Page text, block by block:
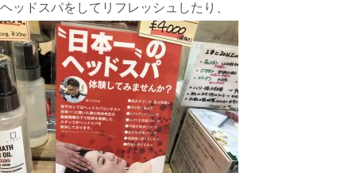
ヘッドスパをしてリフレッシュしたり、